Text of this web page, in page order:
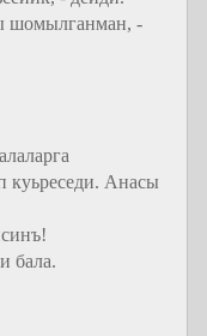
шомылганман, -
куьреседи. Анасы
бала.